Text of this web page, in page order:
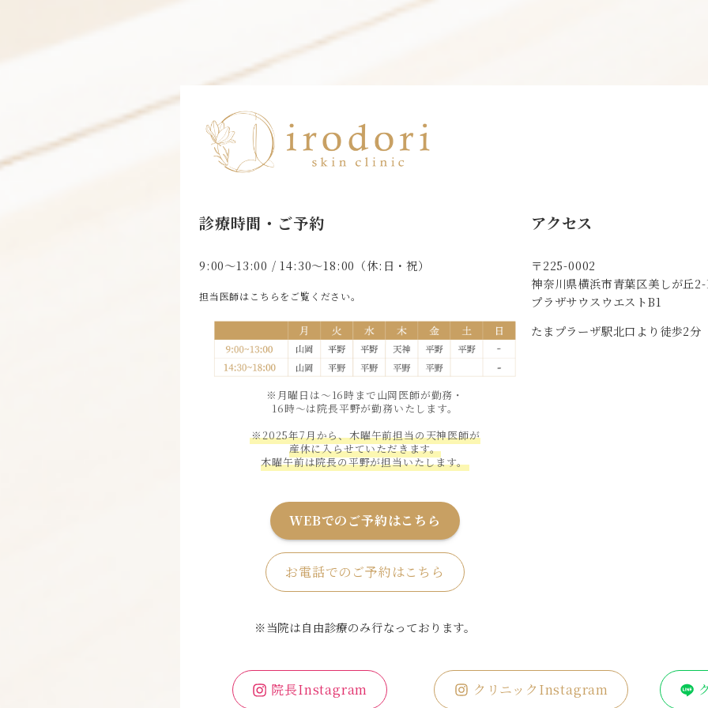
診療時間・ご予約
9:00〜13:00 / 14:30〜18:00（休:日・祝）
担当医師はこちらをご覧ください。
※月曜日は〜16時まで山岡医師が勤務・
16時〜は院長平野が勤務いたします。
※2025年7月から、木曜午前担当の天神医師が
産休に入らせていただきます。
木曜午前は院長の平野が担当いたします。
WEBでのご予約はこちら
お電話でのご予約はこちら
※当院は自由診療のみ行なっております。
アクセス
〒225-0002
神奈川県横浜市青葉区美しが丘
プラザサウスウエストB1
たまプラーザ駅北口より徒歩2分
院長Instagram クリニックInstagram